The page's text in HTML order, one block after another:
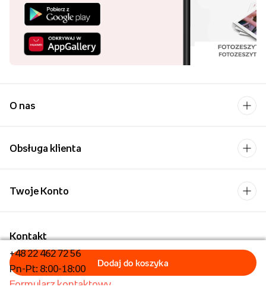
O nas
Obsługa klienta
Kontakt
+48 22 462 72 56
Pn-Pt: 8:00-18:00
Formularz kontaktowy
Twoje Konto